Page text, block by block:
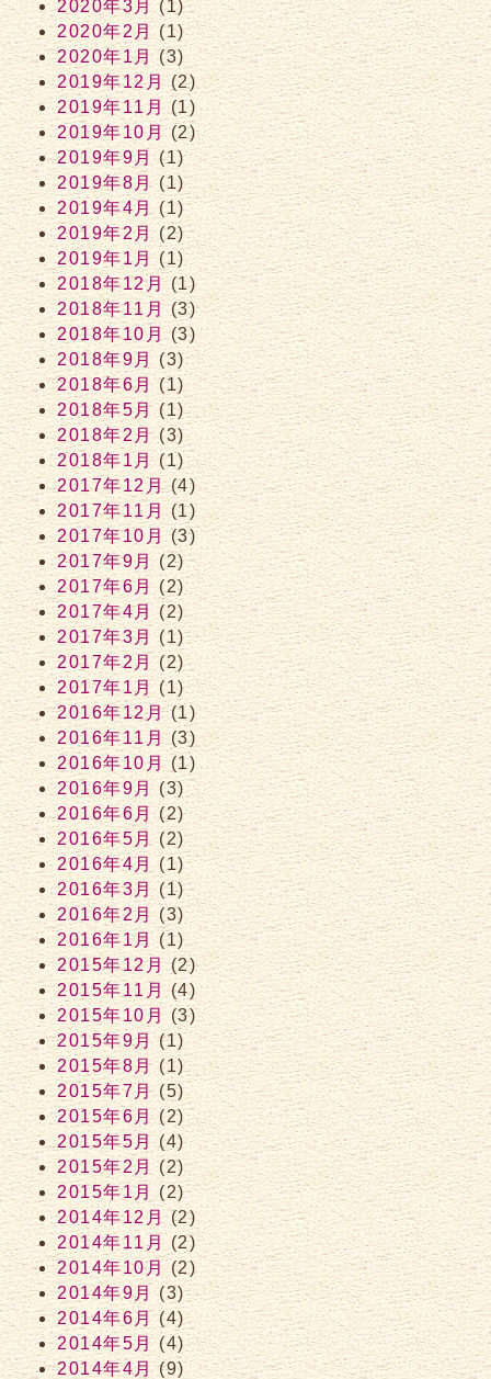
2020年3月(1)
2020年2月(1)
2020年1月(3)
2019年12月(2)
2019年11月(1)
2019年10月(2)
2019年9月(1)
2019年8月(1)
2019年4月(1)
2019年2月(2)
2019年1月(1)
2018年12月(1)
2018年11月(3)
2018年10月(3)
2018年9月(3)
2018年6月(1)
2018年5月(1)
2018年2月(3)
2018年1月(1)
2017年12月(4)
2017年11月(1)
2017年10月(3)
2017年9月(2)
2017年6月(2)
2017年4月(2)
2017年3月(1)
2017年2月(2)
2017年1月(1)
2016年12月(1)
2016年11月 (3)
2016年10月(1)
2016年9月(3)
2016年6月(2)
2016年5月(2)
2016年4月(1)
2016年3月(1)
2016年2月(3)
2016年1月(1)
2015年12月(2)
2015年11月(4)
2015年10月(3)
2015年9月(1)
2015年8月(1)
2015年7月(5)
2015年6月(2)
2015年5月(4)
2015年2月(2)
2015年1月(2)
2014年12月(2)
2014年11月(2)
2014年10月(2)
2014年9月(3)
2014年6月(4)
2014年5月(4)
2014年4月(9)